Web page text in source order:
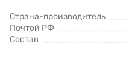
Страна-производитель
Почтой РФ
Состав